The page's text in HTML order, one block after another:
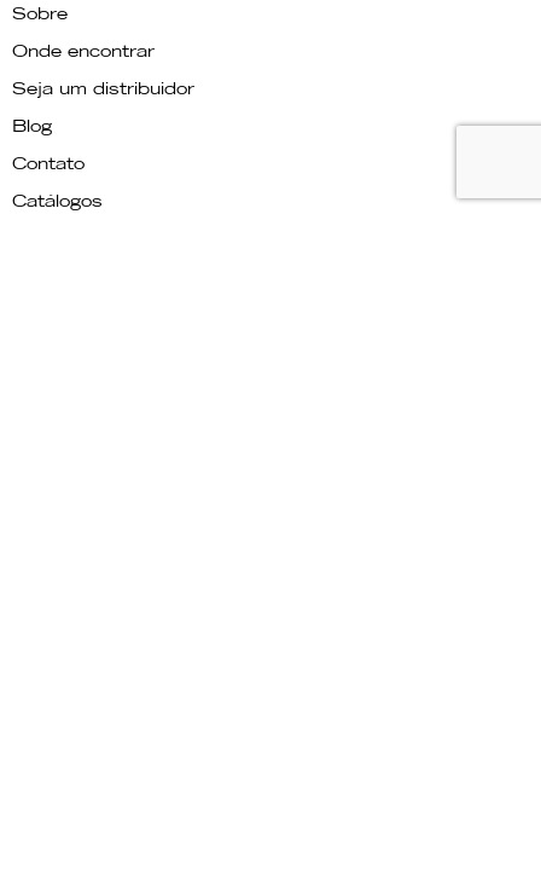
Sobre
Onde encontrar
Seja um distribuidor
Blog
Contato
Catálogos